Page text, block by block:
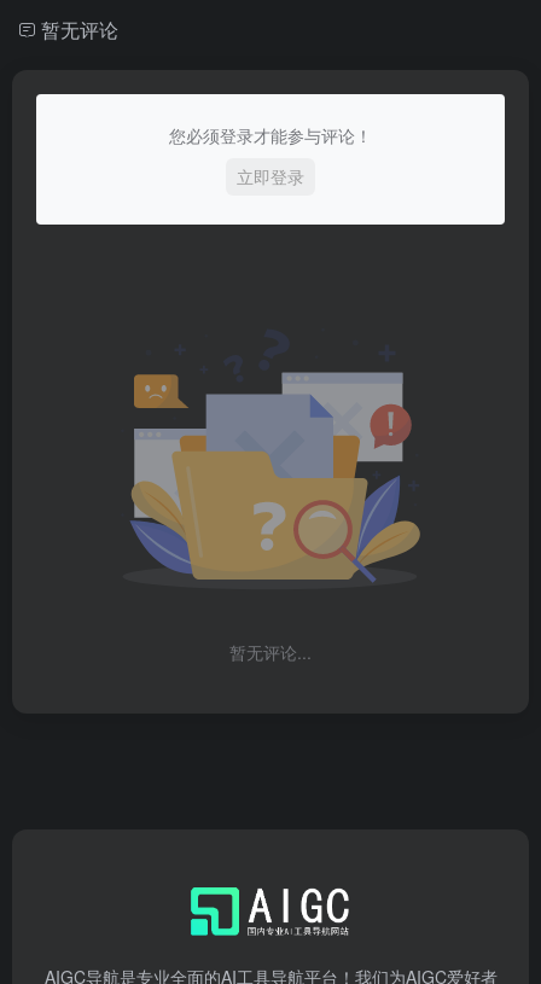
暂无评论
您必须登录才能参与评论！
立即登录
暂无评论...
AIGC导航是专业全面的AI工具导航平台！我们为AIGC爱好者